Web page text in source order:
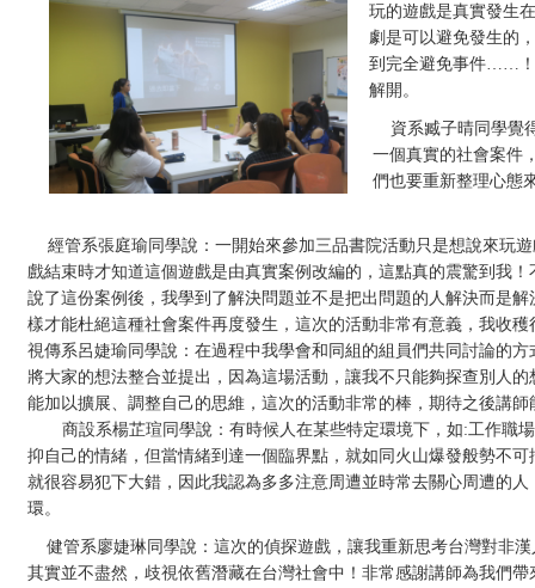
玩的遊戲是真實發生
劇是可以避免發生的
到完全避免事件……！
解開。
資系臧子晴同學覺
一個真實的社會案件
們也要重新整理心態
經管系張庭瑜同學說：一開始來參加三品書院活動只是想說來玩
戲結束時才知道這個遊戲是由真實案例改編的，這點真的震驚到我！
說了這份案例後，我學到了解決問題並不是把出問題的人解決而是解
樣才能杜絕這種社會案件再度發生，這次的活動非常有意義，我收穫
視傳系呂婕瑜同學說：在過程中我學會和同組的組員們共同討論的方
將大家的想法整合並提出，因為這場活動，讓我不只能夠探查別人的
能加以擴展、調整自己的思維，這次的活動非常的棒，期待之後講師
商設系楊芷瑄同學說：有時候人在某些特定環境下，如:工作職
抑自己的情緒，但當情緒到達一個臨界點，就如同火山爆發般勢不可
就很容易犯下大錯，因此我認為多多注意周遭並時常去關心周遭的
環。
健管系廖婕琳同學說：這次的偵探遊戲，讓我重新思考台灣對非
其實並不盡然，歧視依舊潛藏在台灣社會中！非常感謝講師為我們